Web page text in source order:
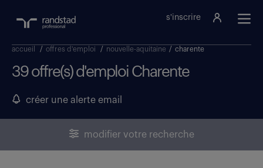
s'inscrire
accueil / offres d'emploi / nouvelle-aquitaine / charente
39 offre(s) d'emploi Charente
créer une alerte email
modifier votre recherche